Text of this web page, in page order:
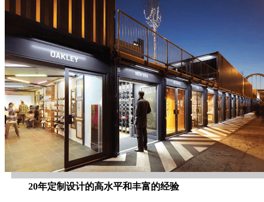
20年定制设计的高水平和丰富的经验